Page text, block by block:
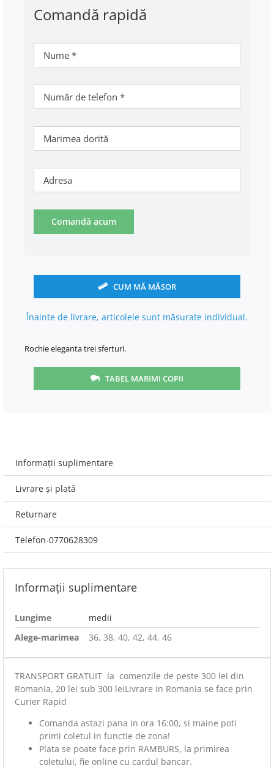
Comandă rapidă
Comandă acum
CUM MĂ MĂSOR
Înainte de livrare, articolele sunt măsurate individual.
Rochie eleganta trei sferturi.
TABEL MARIMI COPII
Informații suplimentare
Livrare și plată
Returnare
Telefon-0770628309
Informații suplimentare
Lungime
medii
Alege-marimea
36, 38, 40, 42, 44, 46
TRANSPORT GRATUIT la comenzile de peste 300 lei din
Romania, 20 lei sub 300 leiLivrare in Romania se face prin
Curier Rapid
Comanda astazi pana in ora 16:00, si maine poti
primi coletul in functie de zona!
Plata se poate face prin RAMBURS, la primirea
coletului, fie online cu cardul bancar.